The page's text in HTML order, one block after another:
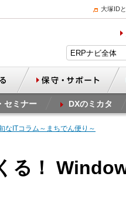
大塚ID
セミナー DXのミカタ
なITコラム～まちでん便り～
る！